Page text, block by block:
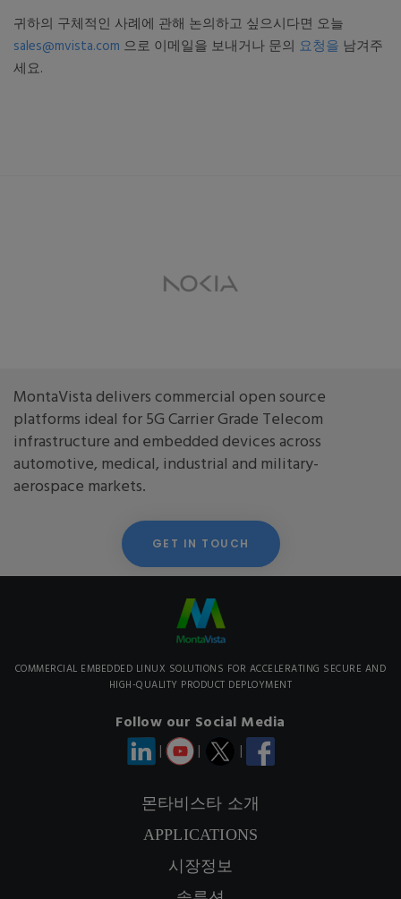
연락정보
귀하의 구체적인 사례에 관해 논의하고 싶으시다면 오늘
sales@mvista.com 으로 이메일을 보내거나 문의 요청을 남겨주
세요.
MontaVista delivers commercial open source
platforms ideal for 5G Carrier Grade Telecom
infrastructure and embedded devices across
automotive, medical, industrial and military-
aerospace markets.
GET IN TOUCH
COMMERCIAL EMBEDDED LINUX SOLUTIONS FOR ACCELERATING SECURE AND
HIGH-QUALITY PRODUCT DEPLOYMENT
Follow our Social Media
| | |
몬타비스타 소개
APPLICATIONS
시장정보